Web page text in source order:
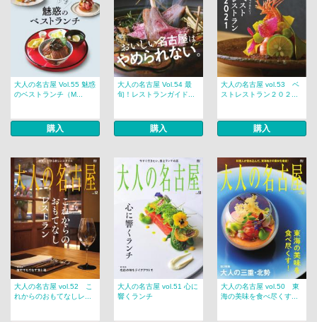
大人の名古屋 Vol.55 魅惑
のベストランチ（M...
購入
大人の名古屋 Vol.54 最
旬！レストランガイド...
購入
大人の名古屋 vol.53 ベ
ストレストラン２０２...
購入
大人の名古屋 vol.52 こ
れからのおもてなしレ...
大人の名古屋 vol.51 心に
響くランチ
大人の名古屋 vol.50 東
海の美味を食べ尽くす...